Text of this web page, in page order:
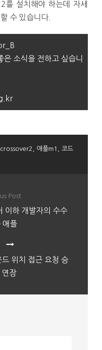
설치해야 하는데 자세
수 있습니다.
은 소식을 전하고 싶습니
crossover2 애플m1
코드
Post
이하 개발자의 수수
애플
위치 접근 요청 승
연장